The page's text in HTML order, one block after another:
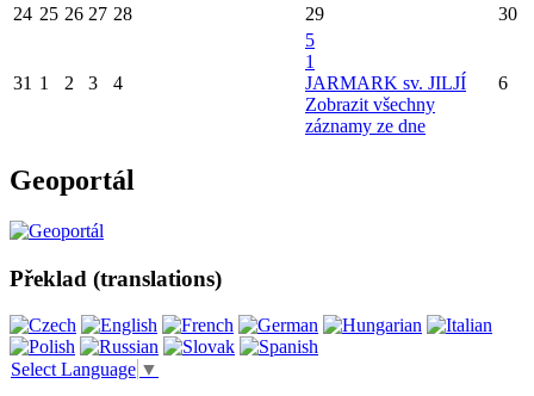
24 25 26 27 28 29 30
31 1 2 3 4
5
1
JARMARK sv. JILJÍ
Zobrazit všechny
záznamy ze dne
6
Geoportál
Překlad (translations)
Select Language ▼